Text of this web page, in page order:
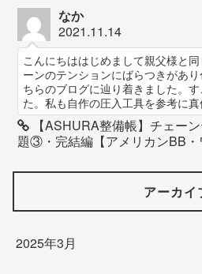
なか
2021.11.14
こんにちははじめまして親父様と
ーンのテンションにばらつきがあ
ちらのブログに辿り着きました。
た。私も自作の圧入工具を参考に
【ASHURA整備帳】チェー
題③・完結編【アメリカンBB・
アーカイ
2025年3月